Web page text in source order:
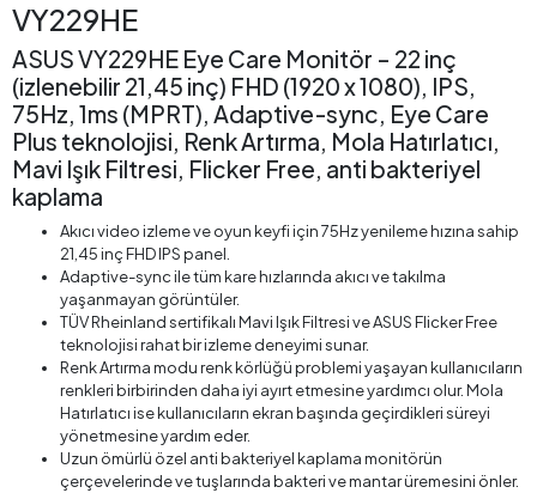
VY229HE
ASUS VY229HE Eye Care Monitör – 22 inç
(izlenebilir 21,45 inç) FHD (1920 x 1080), IPS,
75Hz, 1ms (MPRT), Adaptive-sync, Eye Care
Plus teknolojisi, Renk Artırma, Mola Hatırlatıcı,
Mavi Işık Filtresi, Flicker Free, anti bakteriyel
kaplama
Akıcı video izleme ve oyun keyfi için 75Hz yenileme hızına sahip
21,45 inç FHD IPS panel.
Adaptive-sync ile tüm kare hızlarında akıcı ve takılma
yaşanmayan görüntüler.
TÜV Rheinland sertifikalı Mavi Işık Filtresi ve ASUS Flicker Free
teknolojisi rahat bir izleme deneyimi sunar.
Renk Artırma modu renk körlüğü problemi yaşayan kullanıcıların
renkleri birbirinden daha iyi ayırt etmesine yardımcı olur. Mola
Hatırlatıcı ise kullanıcıların ekran başında geçirdikleri süreyi
yönetmesine yardım eder.
Uzun ömürlü özel anti bakteriyel kaplama monitörün
çerçevelerinde ve tuşlarında bakteri ve mantar üremesini önler.